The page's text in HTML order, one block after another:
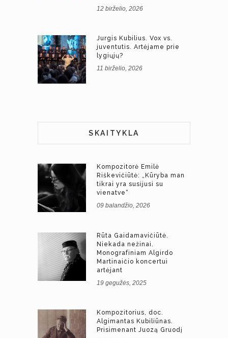
12 birželio, 2026
Jurgis Kubilius. Vox vs.
juventutis. Artėjame prie
lygiųjų?
11 birželio, 2026
SKAITYKLA
Kompozitorė Emilė
Riškevičiūtė: „Kūryba man
tikrai yra susijusi su
vienatve“
09 balandžio, 2026
Rūta Gaidamavičiūtė.
Niekada nežinai.
Monografiniam Algirdo
Martinaičio koncertui
artėjant
19 gegužės, 2025
Kompozitorius, doc.
Algimantas Kubiliūnas.
Prisimenant Juozą Gruodį